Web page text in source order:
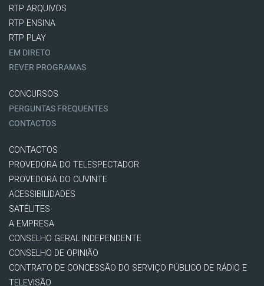
RTP ARQUIVOS
RTP ENSINA
RTP PLAY
EM DIRETO
REVER PROGRAMAS
CONCURSOS
PERGUNTAS FREQUENTES
CONTACTOS
CONTACTOS
PROVEDORA DO TELESPECTADOR
PROVEDORA DO OUVINTE
ACESSIBILIDADES
SATÉLITES
A EMPRESA
CONSELHO GERAL INDEPENDENTE
CONSELHO DE OPINIÃO
CONTRATO DE CONCESSÃO DO SERVIÇO PÚBLICO DE RÁDIO E
TELEVISÃO